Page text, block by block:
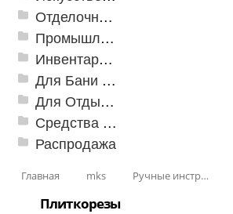
Отделочные профили
Промышленный текстиль
Инвентарь для клининга
Для Бани и Сауны
Для Отдыха и Пикника
Средства от насекомых и садовых вредителей
Распродажа
Главная mks Ручные инструменты
Плиткорезы